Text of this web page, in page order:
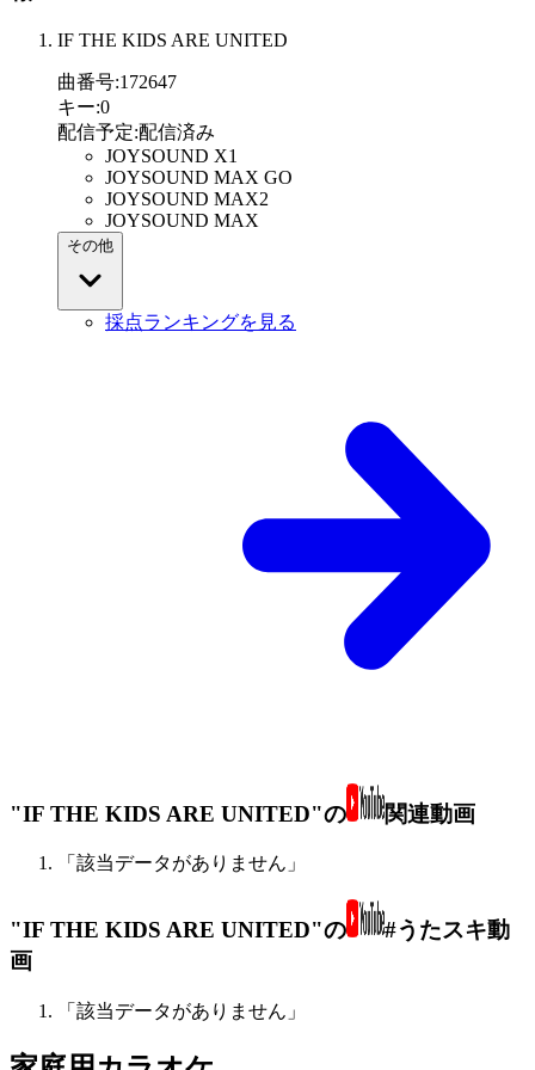
IF THE KIDS ARE UNITED
曲番号:172647
キー:0
配信予定:配信済み
JOYSOUND X1
JOYSOUND MAX GO
JOYSOUND MAX2
JOYSOUND MAX
その他
採点ランキングを見る
"IF THE KIDS ARE UNITED"の 関連動画
「該当データがありません」
"IF THE KIDS ARE UNITED"の
#うたスキ動
画
「該当データがありません」